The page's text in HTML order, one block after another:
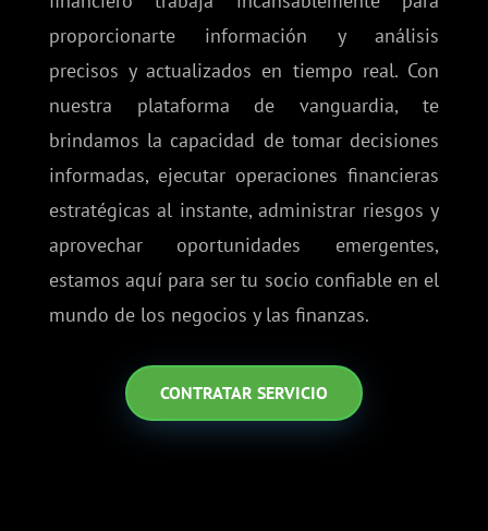
proporcionarte información y análisis
precisos y actualizados en tiempo real. Con
nuestra plataforma de vanguardia, te
brindamos la capacidad de tomar decisiones
informadas, ejecutar operaciones financieras
estratégicas al instante, administrar riesgos y
aprovechar oportunidades emergentes,
estamos aquí para ser tu socio confiable en el
mundo de los negocios y las finanzas.
CONTRATAR SERVICIO